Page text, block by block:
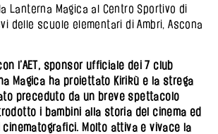
Lanterna Magica al Centro Sportivo di
delle scuole elementari di Ambri, Ascona
l’AET, sponsor ufficiale dei 7 club
Magica ha proiettato Kirikù e la strega
preceduto da un breve spettacolo
i bambini alla storia del cinema ed
Molto attiva e vivace la